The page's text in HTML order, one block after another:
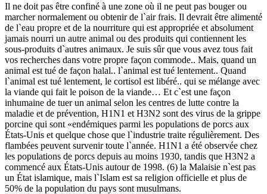
Il ne doit pas être confiné à une zone où il ne peut pas bouger ou
marcher normalement ou obtenir de l`air frais. Il devrait être alimenté
de l`eau propre et de la nourriture qui est appropriée et absolument
jamais nourri un autre animal ou des produits qui contiennent les
sous-produits d`autres animaux. Je suis sûr que vous avez tous fait
vos recherches dans votre propre façon commode.. Mais, quand un
animal est tué de façon halal.. l`animal est tué lentement.. Quand
l`animal est tué lentement, le cortisol est libéré.. qui se mélange avec
la viande qui fait le poison de la viande… Et c`est une façon
inhumaine de tuer un animal selon les centres de lutte contre la
maladie et de prévention, H1N1 et H3N2 sont des virus de la grippe
porcine qui sont «endémiques parmi les populations de porcs aux
États-Unis et quelque chose que l`industrie traite régulièrement. Des
flambées peuvent survenir toute l`année. H1N1 a été observée chez
les populations de porcs depuis au moins 1930, tandis que H3N2 a
commencé aux États-Unis autour de 1998. (6) la Malaisie n`est pas
un État islamique, mais l`Islam est sa religion officielle et plus de
50% de la population du pays sont musulmans.